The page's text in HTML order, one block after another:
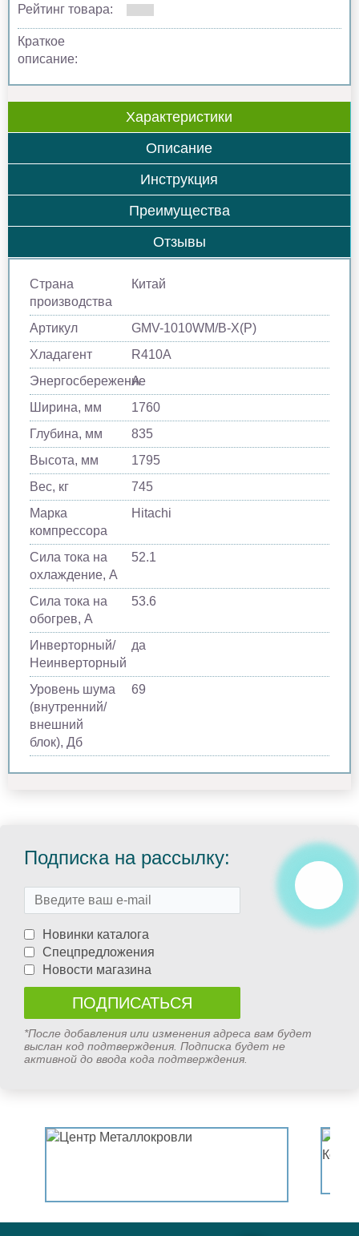
Рейтинг товара:
Краткое
описание:
Характеристики
Описание
Инструкция
Преимущества
Отзывы
Страна
производства
Китай
Артикул
GMV-1010WM/B-X(P)
Хладагент
R410A
Энергосбережение
A
Ширина, мм
1760
Глубина, мм
835
Высота, мм
1795
Вес, кг
745
Марка
компрессора
Hitachi
Сила тока на
охлаждение, А
52.1
Сила тока на
обогрев, А
53.6
Инверторный/
Неинверторный
да
Уровень шума
(внутренний/
внешний
блок), Дб
69
Подписка на рассылку:
Новинки каталога
Спецпредложения
Новости магазина
*После добавления или изменения адреса вам будет
выслан код подтверждения. Подписка будет не
активной до ввода кода подтверждения.